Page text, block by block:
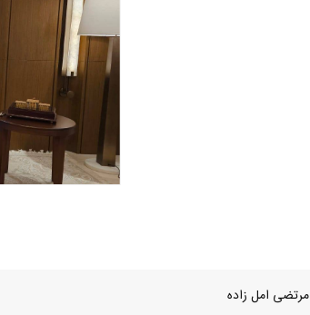
مرتضی امل زاده